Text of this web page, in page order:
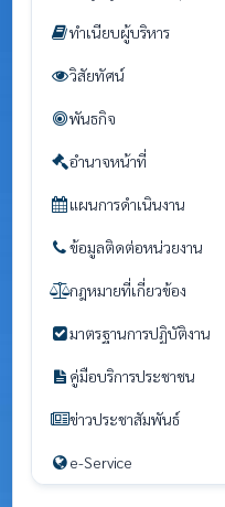
ทำเนียบผู้บริหาร
วิสัยทัศน์
พันธกิจ
อำนาจหน้าที่
แผนการดำเนินงาน
ข้อมูลติดต่อหน่วยงาน
กฎหมายที่เกี่ยวข้อง
มาตรฐานการปฏิบัติงาน
คู่มือบริการประชาชน
ข่าวประชาสัมพันธ์
e-Service